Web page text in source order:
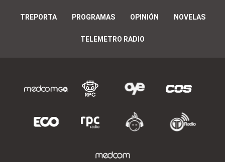
TREPORTA PROGRAMAS OPINIÓN NOVELAS
TELEMETRO RADIO